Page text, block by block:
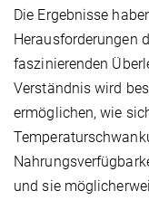
Die Ergebnisse
Herausforderungen
faszinierenden
Verständnis wird
ermöglichen, wie
und sie